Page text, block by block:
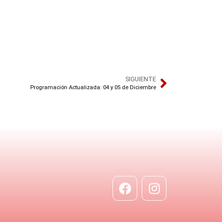
SIGUIENTE
Programación Actualizada: 04 y 05 de Diciembre